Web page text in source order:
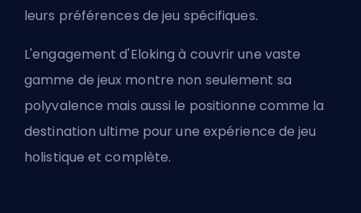
leurs préférences de jeu spécifiques.
L'engagement d'Eloking à couvrir une vaste
gamme de jeux montre non seulement sa
polyvalence mais aussi le positionne comme la
destination ultime pour une expérience de jeu
holistique et complète.